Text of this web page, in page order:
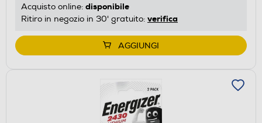
Acquisto online: disponibile
Ritiro in negozio in 30' gratuito: verifica
AGGIUNGI